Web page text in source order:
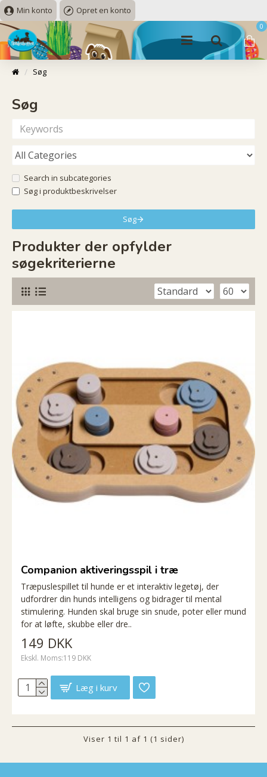
Min konto Opret en konto
0
Søg
Søg
Search in subcategories
Søg i produktbeskrivelser
Søg
Produkter der opfylder
søgekriterierne
Companion aktiveringsspil i træ
Træpuslespillet til hunde er et interaktiv legetøj, der
udfordrer din hunds intelligens og bidrager til mental
stimulering. Hunden skal bruge sin snude, poter eller mund
for at løfte, skubbe eller dre..
149 DKK
Ekskl. Moms:119 DKK
Læg i kurv
Viser 1 til 1 af 1 (1 sider)